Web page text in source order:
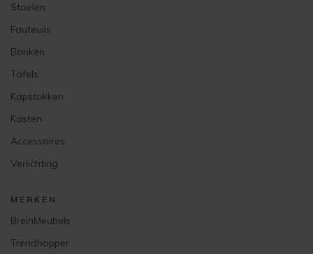
Stoelen
Fauteuils
Banken
Tafels
Kapstokken
Kasten
Accessoires
Verlichting
MERKEN
BreinMeubels
Trendhopper